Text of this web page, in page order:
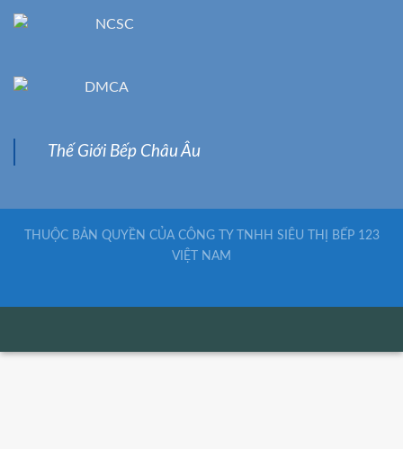
Thế Giới Bếp Châu Âu
THUỘC BẢN QUYỀN CỦA CÔNG TY TNHH SIÊU THỊ BẾP 123
VIỆT NAM